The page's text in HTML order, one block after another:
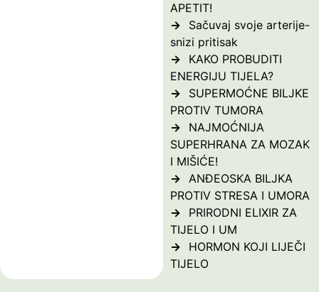
APETIT!
Sačuvaj svoje arterije-
snizi pritisak
KAKO PROBUDITI
ENERGIJU TIJELA?
SUPERMOĆNE BILJKE
PROTIV TUMORA
NAJMOĆNIJA
SUPERHRANA ZA MOZAK
I MIŠIĆE!
ANĐEOSKA BILJKA
PROTIV STRESA I UMORA
PRIRODNI ELIXIR ZA
TIJELO I UM
HORMON KOJI LIJEČI
TIJELO